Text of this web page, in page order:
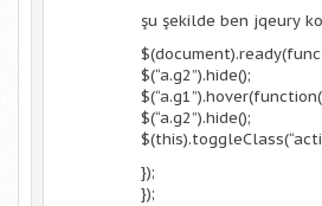
şu şekilde ben jqeury
$(“a.g2”).hide();
$(“a.g2”).hide();
});
});